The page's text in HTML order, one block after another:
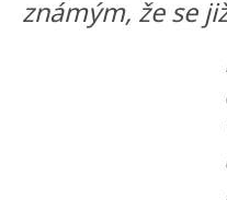
známým, že se